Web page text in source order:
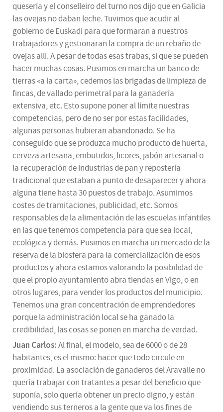
quesería y el conselleiro del turno nos dijo que en Galicia
las ovejas no daban leche. Tuvimos que acudir al
gobierno de Euskadi para que formaran a nuestros
trabajadores y gestionaran la compra de un rebaño de
ovejas allí. A pesar de todas esas trabas, sí que se pueden
hacer muchas cosas. Pusimos en marcha un banco de
tierras «a la carta», cedemos las brigadas de limpieza de
fincas, de vallado perimetral para la ganadería
extensiva, etc. Esto supone poner al límite nuestras
competencias, pero de no ser por estas facilidades,
algunas personas hubieran abandonado. Se ha
conseguido que se produzca mucho producto de huerta,
cerveza artesana, embutidos, licores, jabón artesanal o
la recuperación de industrias de pan y repostería
tradicional que estaban a punto de desaparecer y ahora
alguna tiene hasta 30 puestos de trabajo. Asumimos
costes de tramitaciones, publicidad, etc. Somos
responsables de la alimentación de las escuelas infantiles
en las que tenemos competencia para que sea local,
ecológica y demás. Pusimos en marcha un mercado de la
reserva de la biosfera para la comercialización de esos
productos y ahora estamos valorando la posibilidad de
que el propio ayuntamiento abra tiendas en Vigo, o en
otros lugares, para vender los productos del municipio.
Tenemos una gran concentración de emprendedores
porque la administración local se ha ganado la
credibilidad, las cosas se ponen en marcha de verdad.
Juan Carlos:Al final, el modelo, sea de 6000 o de 28
habitantes, es el mismo: hacer que todo circule en
proximidad. La asociación de ganaderos del Aravalle no
quería trabajar con tratantes a pesar del beneficio que
suponía, solo quería obtener un precio digno, y están
vendiendo sus terneros a la gente que va los fines de